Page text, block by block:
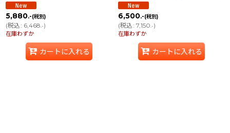
5,880.-(税別)
(税込: 6,468.-)
在庫わずか
カートに入れる
6,500.-(税別)
(税込: 7,150.-)
在庫わずか
カートに入れる